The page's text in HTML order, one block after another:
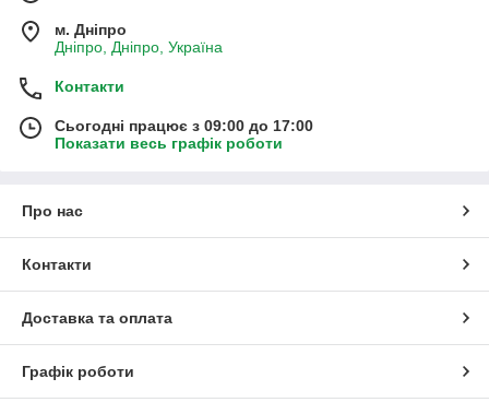
м. Дніпро
Дніпро, Дніпро, Україна
Контакти
Сьогодні працює з 09:00 до 17:00
Показати весь графік роботи
Про нас
Контакти
Доставка та оплата
Графік роботи